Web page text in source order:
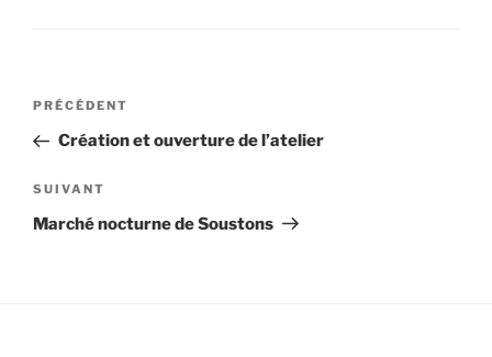
Navigation
l’article
Article
précédent
PRÉCÉDENT
Création et ouverture de l’atelier
Article
suivant
SUIVANT
Marché nocturne de Soustons